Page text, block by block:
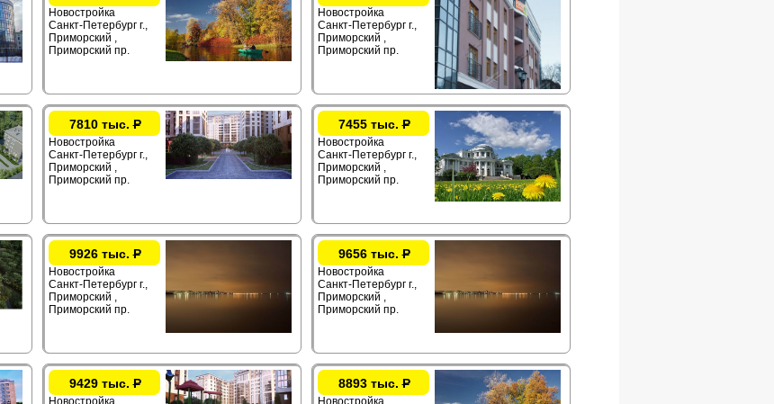
Новостройка
Санкт-Петербург г.,
Приморский ,
Приморский пр.
Новостройка
Санкт-Петербург г.,
Приморский ,
Приморский пр.
7810 тыс.Р
Новостройка
Санкт-Петербург г.,
Приморский ,
Приморский пр.
7455 тыс.Р
Новостройка
Санкт-Петербург г.,
Приморский ,
Приморский пр.
9926 тыс.Р
Новостройка
Санкт-Петербург г.,
Приморский ,
Приморский пр.
9656 тыс.Р
Новостройка
Санкт-Петербург г.,
Приморский ,
Приморский пр.
9429 тыс.Р
Новостройка
8893 тыс.Р
Новостройка